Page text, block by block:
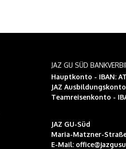
JAZ GU SÜD
Hauptkonto - IBAN:
JAZ Ausbildungskonto
Teamreisenkonto -
JAZ GU-Süd
Maria-Matzner-Straße
E-Mail: